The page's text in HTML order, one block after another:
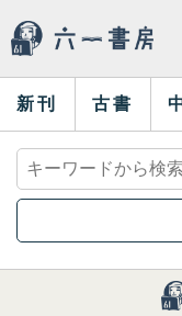
新刊 古書